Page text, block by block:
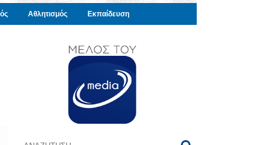
Αθλητισμός Εκπαίδευση